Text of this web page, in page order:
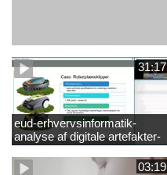
31:17
eud-erhvervsinformatik-
analyse af digitale artefakter-
03:19